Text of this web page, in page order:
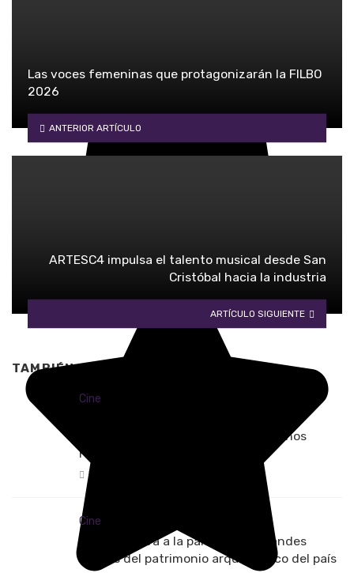
Las voces femeninas que protagonizarán la FILBO
2026
ANTERIOR ARTÍCULO
ARTESC4 impulsa el talento musical desde San
Cristóbal hacia la industria
ARTÍCULO SIGUIENTE
TAMBIÉN TE PUEDE INTERESAR
Cine
Internacional de Cine por los Derechos
Humanos 2026
3 días
Cine
El ICANH lleva a la pantalla los grandes
relatos del patrimonio arqueológico del país